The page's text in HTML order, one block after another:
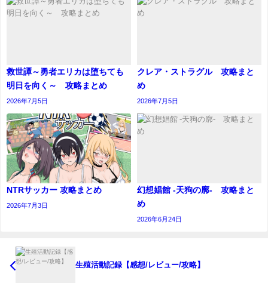
救世譚～勇者エリカは堕ちても
明日を向く～ 攻略まとめ
2026年7月5日
クレア・ストラグル 攻略まと
め
2026年7月5日
NTRサッカー 攻略まとめ
2026年7月3日
幻想娼館 -天狗の廓- 攻略まと
め
2026年6月24日
生殖活動記録【感想/レビュー/攻略】